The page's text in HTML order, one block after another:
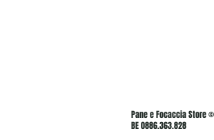
Pane e Focaccia Store ©
BE 0886.363.828